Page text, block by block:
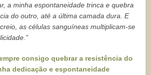
a minha espontaneidade trinca e quebra
do outro, até a última camada dura. E
as células sanguíneas multiplicam-se
consigo quebrar a resistência do
dedicação e espontaneidade